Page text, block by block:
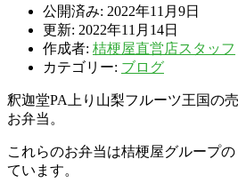
公開済み: 2022年11月9日
更新: 2022年11月14日
作成者: 桔梗屋直営店スタッフ
カテゴリー: ブログ
釈迦堂PA上り山梨フルーツ王国の
お弁当。
これらのお弁当は桔梗屋グループ
ています。